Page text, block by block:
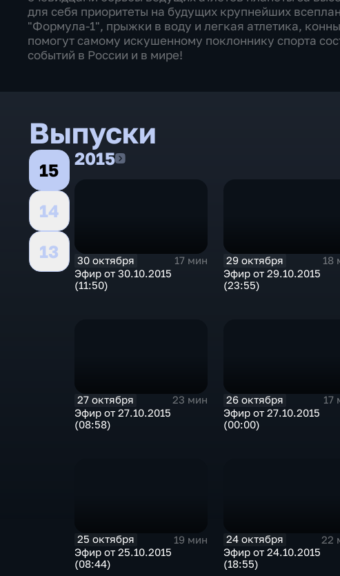
для себя приоритеты на будущих крупнейших
"Формула-1", прыжки в воду и легкая атлетика,
помогут самому искушенному поклоннику спорта
событий в России и в мире!
Выпуски
15
14
13
20152015
30 октября
17 мин
Эфир от 30.10.2015
(11:50)
29 октября
18
Эфир от 29.10.2015
(23:55)
27 октября
23 мин
Эфир от 27.10.2015
(08:58)
26 октября
17
Эфир от 27.10.2015
(00:00)
25 октября
19 мин
Эфир от 25.10.2015
(08:44)
24 октября
22
Эфир от 24.10.2015
(18:55)